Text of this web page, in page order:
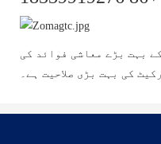
بہت بڑے معاشی فوائد کی
کی بہت بڑی صلاحیت ہے۔